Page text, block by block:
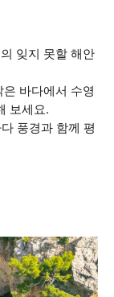
잊지 못할 해안
바다에서 수영
보세요.
풍경과 함께 평